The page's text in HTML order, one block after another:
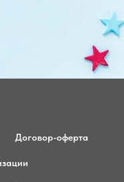
Договор-оферта